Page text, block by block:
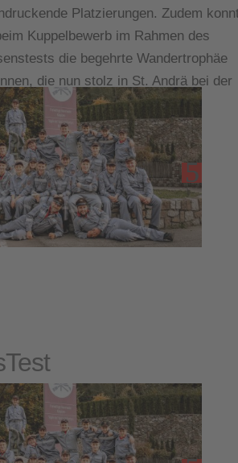
Platzierungen. Zudem
Kuppelbewerb im Rahmen des
die begehrte Wandertrophäe
die nun stolz in St. Andrä bei der
ausgestellt wird.
Test